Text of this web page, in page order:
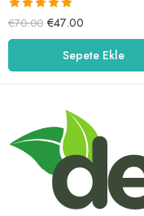
5 üzerinden
5.00oy aldı
€70.00 €47.00
Sepete Ekle